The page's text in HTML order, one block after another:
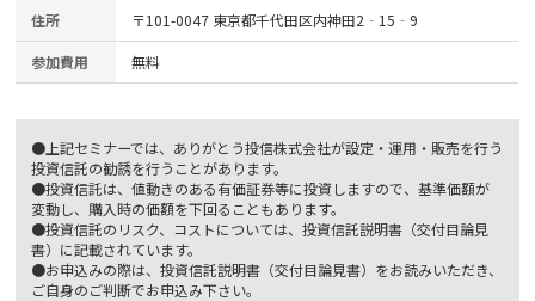
住所 〒101-0047 東京都千代田区内神田2‐15‐9
参加費用 無料
●上記セミナーでは、ありがとう投信株式会社が設定・運用・販売を行う
投資信託の勧誘を行うことがあります。
●投資信託は、値動きのある有価証券等に投資しますので、基準価額が
変動し、購入時の価額を下回ることもあります。
●投資信託のリスク、コストについては、投資信託説明書（交付目論見
書）に記載されています。
●お申込みの際は、投資信託説明書（交付目論見書）をお読みいただき、
ご自身のご判断でお申込み下さい。